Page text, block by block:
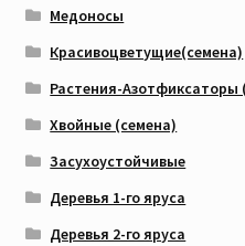
Медоносы
Красивоцветущие(семена)
Растения-
Хвойные (семена)
Засухоустойчивые
Деревья 1-го яруса
Деревья 2-го яруса